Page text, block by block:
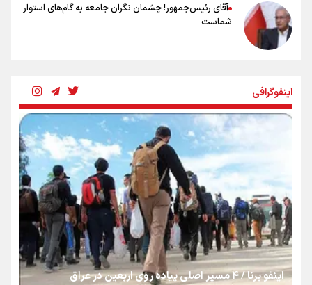
آقای رئیس‌جمهور! چشمان نگران جامعه به گام‌های استوار
شماست
بنزین؛ تدبیری برای حفظ امنیت انرژی
«هورامان»؛ میراثی که جهان را شیفته کرد
شکستگیِ بزرگ؛ روایتِ یک استخوان، یک نسل، یک توهم!
اینفوگرافی
اینفو برنا / ۴ مسیر اصلی پیاده روی اربعین در عراق